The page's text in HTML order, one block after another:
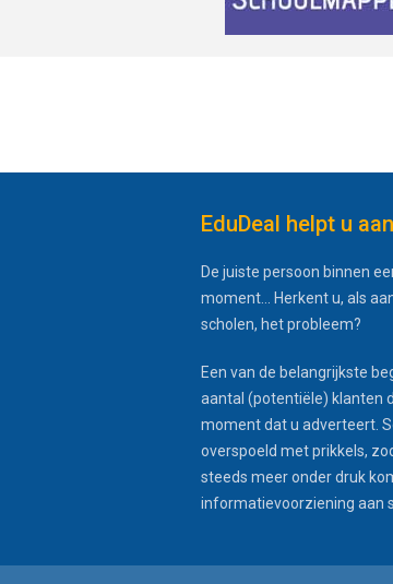
EduDeal helpt u
De juiste persoon binnen
moment... Herkent u, als
scholen, het probleem?
Een van de belangrijkste
aantal (potentiële) klanten
moment dat u adverteert.
overspoeld met prikkels,
steeds meer onder druk
informatievoorziening aan